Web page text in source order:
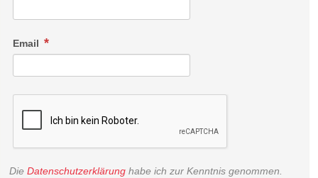
Email
Die Datenschutzerklärung habe ich zur Kenntnis genommen.